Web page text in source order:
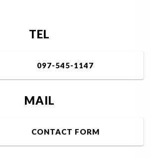
TEL
097-545-1147
MAIL
CONTACT FORM